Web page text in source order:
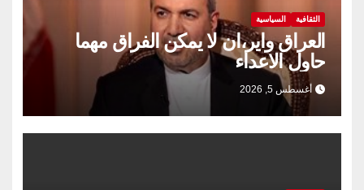
الثقافية السياسية
العراق واير،ان لا يمكن الفراق مهما
حاول الاعداء
أغسطس 5, 2026